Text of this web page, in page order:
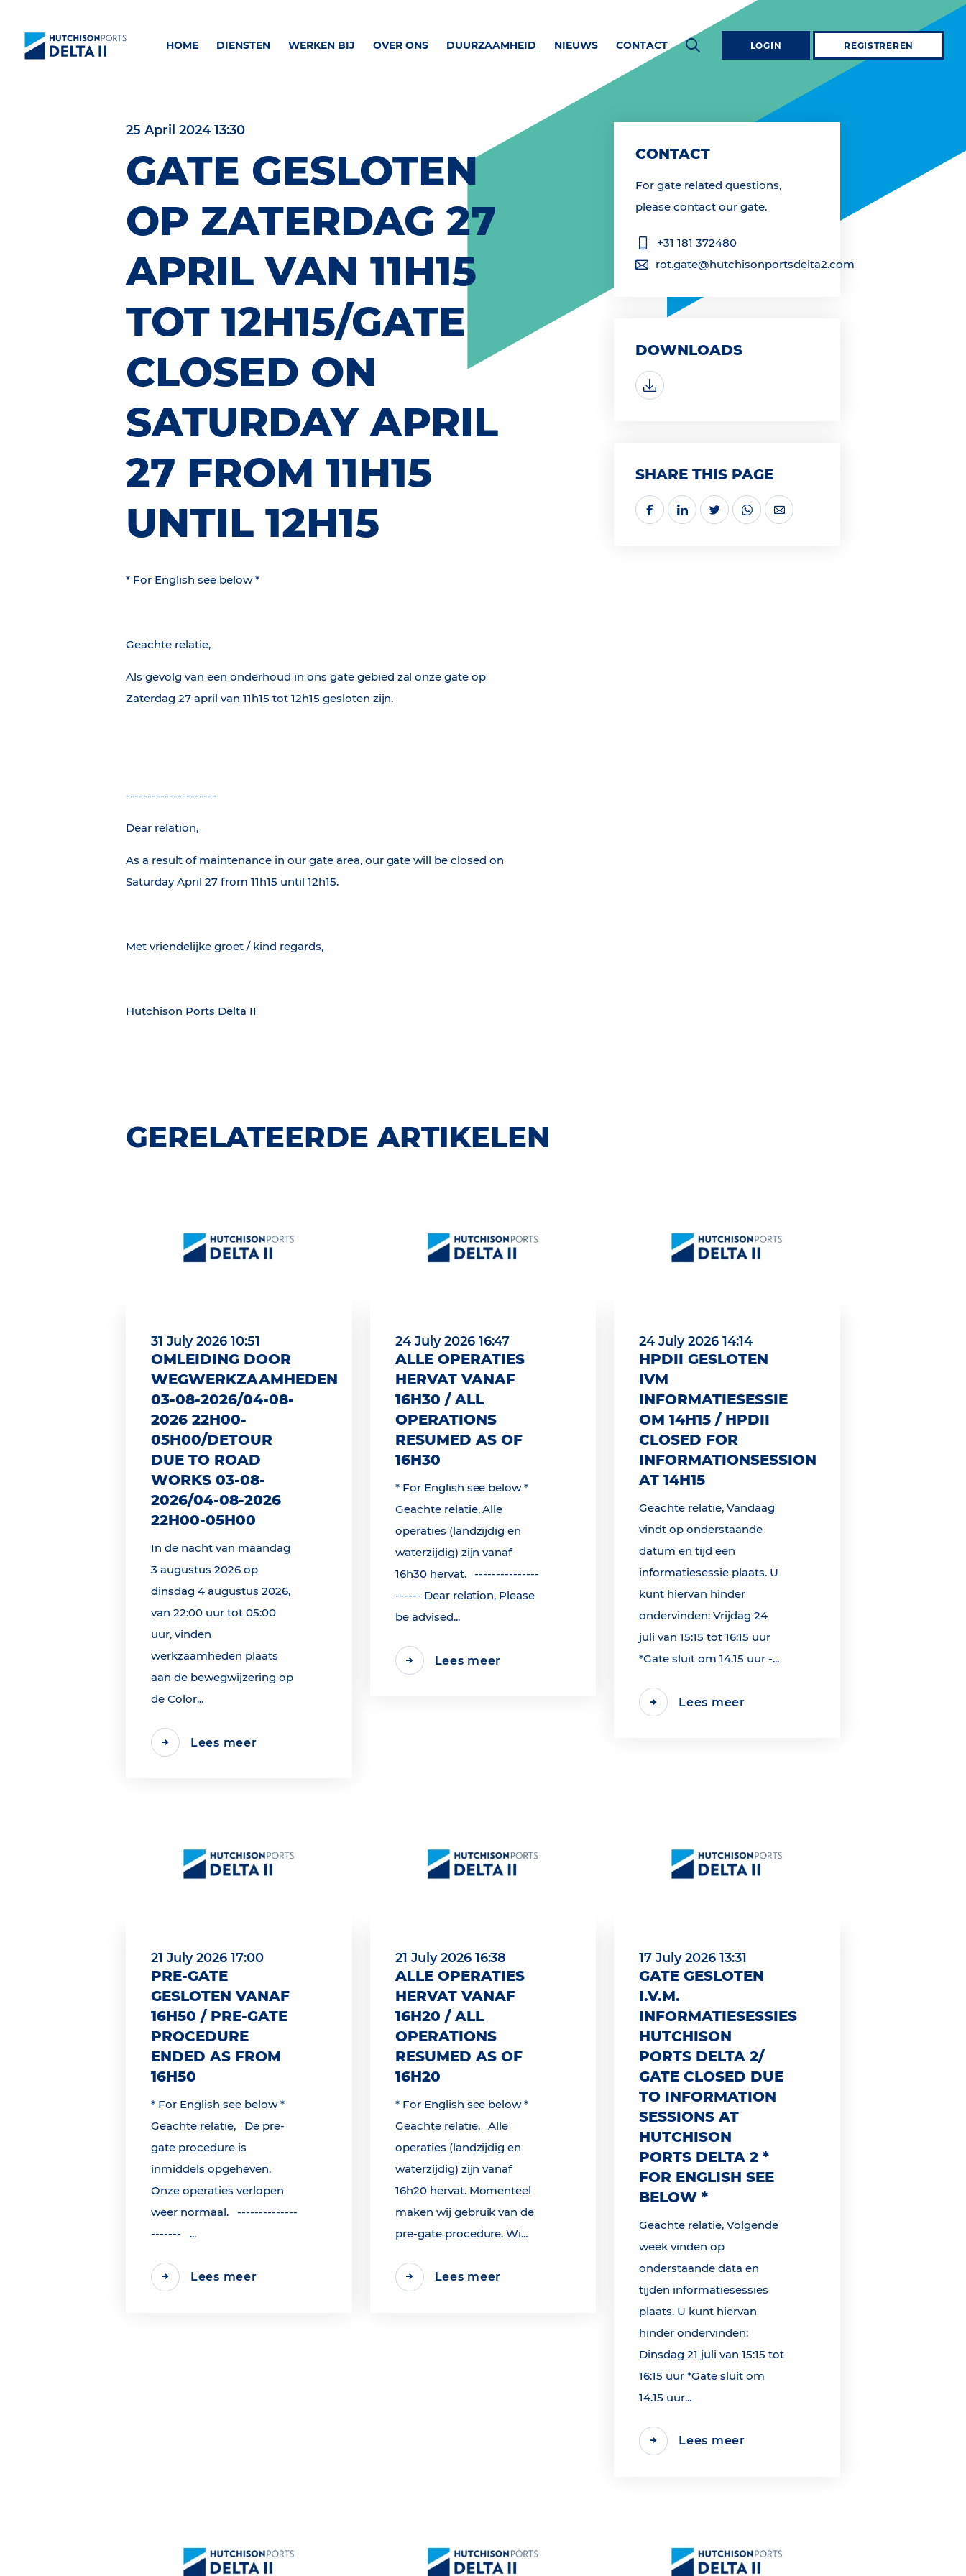
HOME DIENSTEN WERKEN BIJ OVER ONS DUURZAAMHEID NIEUWS CONTACT LOGIN REGISTREREN
25 April 2024 13:30
GATE GESLOTEN
OP ZATERDAG 27
APRIL VAN 11H15
TOT 12H15/GATE
CLOSED ON
SATURDAY APRIL
27 FROM 11H15
UNTIL 12H15
* For English see below *
Geachte relatie,
Als gevolg van een onderhoud in ons gate gebied zal onze gate op
Zaterdag 27 april van 11h15 tot 12h15 gesloten zijn.
---------------------
Dear relation,
As a result of maintenance in our gate area, our gate will be closed on
Saturday April 27 from 11h15 until 12h15.
Met vriendelijke groet / kind regards,
Hutchison Ports Delta II
CONTACT
For gate related questions,
please contact our gate.
+31 181 372480
rot.gate@hutchisonportsdelta2.com
DOWNLOADS
SHARE THIS PAGE
GERELATEERDE ARTIKELEN
31 July 2026 10:51
OMLEIDING DOOR
WEGWERKZAAMHEDEN
03-08-2026/04-08-
2026 22H00-
05H00/DETOUR
DUE TO ROAD
WORKS 03-08-
2026/04-08-2026
22H00-05H00
In de nacht van maandag
3 augustus 2026 op
dinsdag 4 augustus 2026,
van 22:00 uur tot 05:00
uur, vinden
werkzaamheden plaats
aan de bewegwijzering op
de Color...
Lees meer
24 July 2026 16:47
ALLE OPERATIES
HERVAT VANAF
16H30 / ALL
OPERATIONS
RESUMED AS OF
16H30
* For English see below *
Geachte relatie, Alle
operaties (landzijdig en
waterzijdig) zijn vanaf
16h30 hervat. ---------------
------ Dear relation, Please
be advised...
Lees meer
24 July 2026 14:14
HPDII GESLOTEN
IVM
INFORMATIESESSIE
OM 14H15 / HPDII
CLOSED FOR
INFORMATIONSESSION
AT 14H15
Geachte relatie, Vandaag
vindt op onderstaande
datum en tijd een
informatiesessie plaats. U
kunt hiervan hinder
ondervinden: Vrijdag 24
juli van 15:15 tot 16:15 uur
*Gate sluit om 14.15 uur -...
Lees meer
21 July 2026 17:00
PRE-GATE
GESLOTEN VANAF
16H50 / PRE-GATE
PROCEDURE
ENDED AS FROM
16H50
* For English see below *
Geachte relatie, De pre-
gate procedure is
inmiddels opgeheven.
Onze operaties verlopen
weer normaal. --------------
------- ...
Lees meer
21 July 2026 16:38
ALLE OPERATIES
HERVAT VANAF
16H20 / ALL
OPERATIONS
RESUMED AS OF
16H20
* For English see below *
Geachte relatie, Alle
operaties (landzijdig en
waterzijdig) zijn vanaf
16h20 hervat. Momenteel
maken wij gebruik van de
pre-gate procedure. Wi...
Lees meer
17 July 2026 13:31
GATE GESLOTEN
I.V.M.
INFORMATIESESSIES
HUTCHISON
PORTS DELTA 2/
GATE CLOSED DUE
TO INFORMATION
SESSIONS AT
HUTCHISON
PORTS DELTA 2 *
FOR ENGLISH SEE
BELOW *
Geachte relatie, Volgende
week vinden op
onderstaande data en
tijden informatiesessies
plaats. U kunt hiervan
hinder ondervinden:
Dinsdag 21 juli van 15:15 tot
16:15 uur *Gate sluit om
14.15 uur...
Lees meer